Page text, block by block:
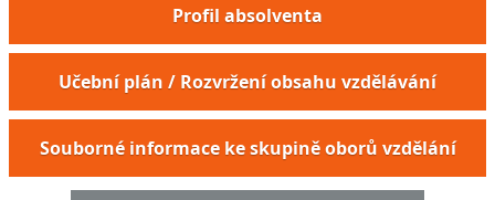
Profil absolventa
Učební plán / Rozvržení obsahu vzdělávání
Souborné informace ke skupině oborů vzdělání